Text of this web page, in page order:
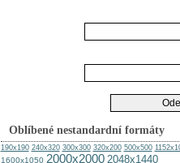
Oblíbené nestandardní formáty
190x190 240x320 300x300 320x200 500x500
1600x1050 2000x2000 2048x1440